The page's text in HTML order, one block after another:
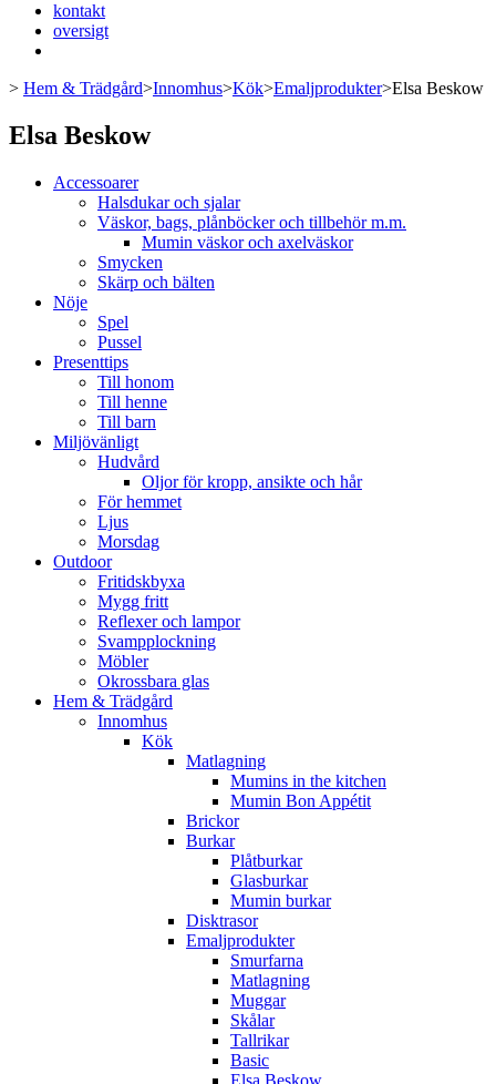
kontakt
oversigt
> Hem & Trädgård>Innomhus>Kök>Emaljprodukter>Elsa Beskow
Elsa Beskow
Accessoarer
Halsdukar och sjalar
Väskor, bags, plånböcker och tillbehör m.m.
Mumin väskor och axelväskor
Smycken
Skärp och bälten
Nöje
Spel
Pussel
Presenttips
Till honom
Till henne
Till barn
Miljövänligt
Hudvård
Oljor för kropp, ansikte och hår
För hemmet
Ljus
Morsdag
Outdoor
Fritidskbyxa
Mygg fritt
Reflexer och lampor
Svampplockning
Möbler
Okrossbara glas
Hem & Trädgård
Innomhus
Kök
Matlagning
Mumins in the kitchen
Mumin Bon Appétit
Brickor
Burkar
Plåtburkar
Glasburkar
Mumin burkar
Disktrasor
Emaljprodukter
Smurfarna
Matlagning
Muggar
Skålar
Tallrikar
Basic
Elsa Beskow